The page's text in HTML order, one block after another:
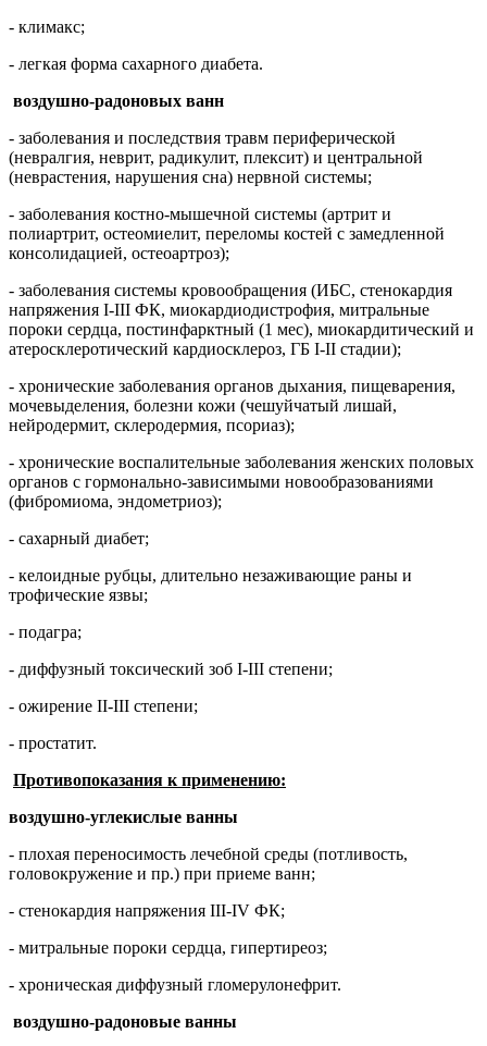
- климакс;
- легкая форма сахарного диабета.
воздушно-радоновых ванн
- заболевания и последствия травм периферической
(невралгия, неврит, радикулит, плексит) и центральной
(неврастения, нарушения сна) нервной системы;
- заболевания костно-мышечной системы (артрит и
полиартрит, остеомиелит, переломы костей с замедленной
консолидацией, остеоартроз);
- заболевания системы кровообращения (ИБС, стенокардия
напряжения I-III ФК, миокардиодистрофия, митральные
пороки сердца, постинфарктный (1 мес), миокардитический и
атеросклеротический кардиосклероз, ГБ I-II стадии);
- хронические заболевания органов дыхания, пищеварения,
мочевыделения, болезни кожи (чешуйчатый лишай,
нейродермит, склеродермия, псориаз);
- хронические воспалительные заболевания женских половых
органов с гормонально-зависимыми новообразованиями
(фибромиома, эндометриоз);
- сахарный диабет;
- келоидные рубцы, длительно незаживающие раны и
трофические язвы;
- подагра;
- диффузный токсический зоб I-III степени;
- ожирение II-III степени;
- простатит.
Противопоказания к применению:
воздушно-углекислые ванны
- плохая переносимость лечебной среды (потливость,
головокружение и пр.) при приеме ванн;
- стенокардия напряжения III-IV ФК;
- митральные пороки сердца, гипертиреоз;
- хроническая диффузный гломерулонефрит.
воздушно-радоновые ванны